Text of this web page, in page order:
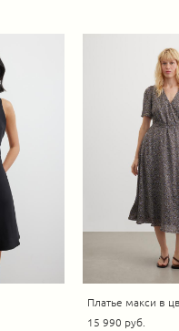
Платье макси в
15 990 pуб.